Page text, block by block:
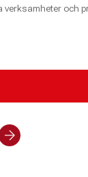
verksamheter och